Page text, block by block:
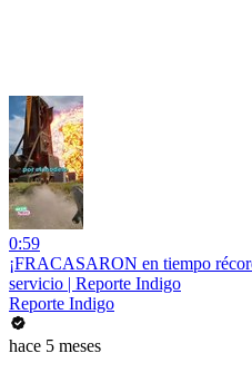
0:59
¡FRACASARON en tiempo
servicio | Reporte Indigo
Reporte Indigo
hace 5 meses